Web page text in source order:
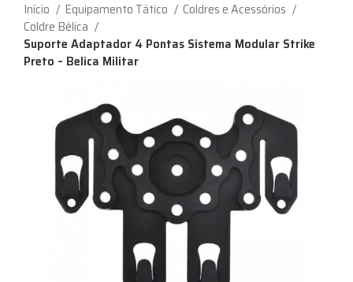
Início Equipamento Tático
Coldres e Acessórios
Coldre Bélica
Suporte Adaptador 4 Pontas Sistema Modular Strike
Preto – Belica Militar